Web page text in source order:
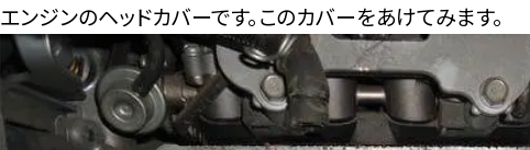
エンジンのヘッドカバーです。このカバーをあけてみます。